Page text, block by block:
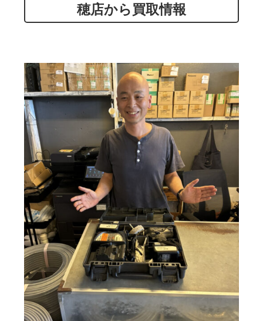
(40)
その他建築資材(113)
CVTケーブル(8)
CVケーブル(25)
VCTFケーブル(12)
同軸ケーブル
(11)
エコケーブル
(3)
穂店から買取情報